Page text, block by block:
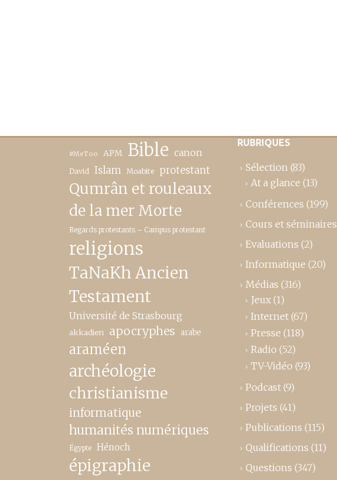
#MeToo APM Bible canon
David Islam Moabite protestant
Qumrân et rouleaux
de la mer Morte
Regards protestants – Campus protestant
religions
TaNaKh Ancien
Testament
Université de Strasbourg
akkadien apocryphes arabe
araméen
archéologie
christianisme
informatique
humanités numériques
Égypte Hénoch
épigraphie
RUBRIQUES
Sélection (83)
At a glance (13)
Conférences (199)
Cours et séminaires
Evaluations (2)
Informatique (20)
Médias (316)
Jeux (1)
Internet (67)
Presse (118)
Radio (52)
TV-Vidéo (93)
Podcast (9)
Projets (41)
Publications (115)
Qualifications (11)
Questions (347)